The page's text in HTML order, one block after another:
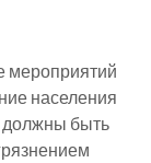
мероприятий
населения
быть